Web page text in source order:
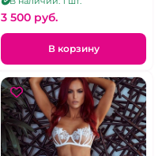
3 500 pуб.
В корзину